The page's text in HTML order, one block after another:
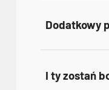
Dodatkowy
I ty zostań